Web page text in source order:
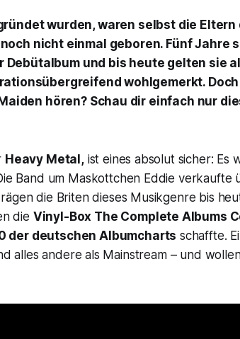
wurden, waren selbst die
nicht einmal geboren. Fünf Jahre
und bis heute gelten sie
wohlgemerkt.
hören? Schau dir einfach nur
Heavy Metal,ist eines absolut sicher: Es
Band um Maskottchen Eddie verkaufte
die Briten dieses Musikgenre bis
die Vinyl-Box The Complete Albums
der deutschen Albumcharts schaffte.
alles andere als Mainstream – und